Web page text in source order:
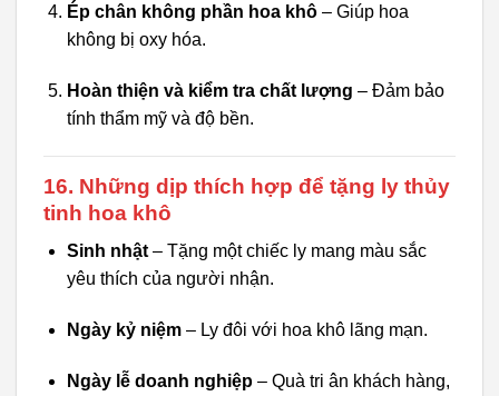
Ép chân không phần hoa khô– Giúp hoa
không bị oxy hóa.
Hoàn thiện và kiểm tra chất lượng – Đảm bảo
tính thẩm mỹ và độ bền.
16. Những dịp thích hợp để tặng ly thủy
tinh hoa khô
Sinh nhật– Tặng một chiếc ly mang màu sắc
yêu thích của người nhận.
Ngày kỷ niệm– Ly đôi với hoa khô lãng mạn.
Ngày lễ doanh nghiệp– Quà tri ân khách hàng,